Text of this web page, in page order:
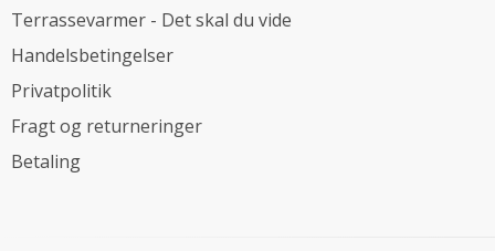
Terrassevarmer - Det skal du vide
Handelsbetingelser
Privatpolitik
Fragt og returneringer
Betaling